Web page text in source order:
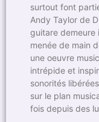
surtout font
Andy Taylor de
guitare demeure
menée de main
une oeuvre
intrépide et
sonorités
sur le plan
fois depuis des